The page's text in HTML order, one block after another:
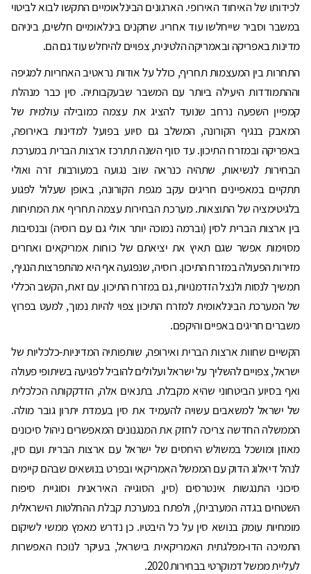
לכידותו של האיחוד האירופי. הארגונים הבינלאומיים התקשו לבוא לביטוי
במשבר וסביר שייחלשו עוד אחריו. שחקנים בינלאומיים חלשים, ביניהם
מדינות באפריקה ובאמריקה הלטינית, צפויים להיחלש עוד גם הם.
התחרות בין המעצמות תחריף, כולל על אודות נראטיב האחריות למגיפה
וההתמודדות היעילה ביותר עם המשבר שבעקבותיה. סין כבר מנהלת
קמפיין השפעה נרחב שנועד להציג את עצמה כמובילה עולמית של
המאבק בנגיף הקורונה, המשלב גם סיוע בפועל למדינות באירופה,
באפריקה ובמזרח התיכון. עד סוף השנה תתרכז ארצות הברית במערכת
הבחירות לנשיאות, שתהיה כנראה שוב נגועה במעורבות זרה ואולי
תתקיים במאפיינים חריגים עקב מגפת הקורונה, באופן שעלול לפגוע
בלגיטימציה של התוצאות. מערכת הבחירות עצמה תחריף את המתיחות
בין ארצות הברית לסין (וברמה נמוכה יותר אולי גם עם רוסיה) ובנסיבות
מסוימות אפשר שגם תאיץ את יציאתם של כוחות אמריקאים ואחרים
מזירות הפעולה במזרח התיכון. רוסיה, שנפגעה אף היא מהתפרצות הנגיף,
תמשיך לנסות ולנצל הזדמנויות, גם במזרח התיכון. עם זאת, הקשב הכללי
של המערכת הבינלאומית למזרח התיכון צפוי להיות נמוך, למעט בפרוץ
משברים חריגים באפיים והיקפם.
הקשיים שחוות ארצות הברית ואירופה, שותפותיה המדיניות-כלכליות של
ישראל, צפויים להשליך על ישראל ועלולים להוביל לפגיעה בשיתופי פעולה
ואף בסיוע הביטחוני שהיא מקבלת. בתנאים אלה, הזדקקותה הכלכלית
של ישראל למשאבים עשויה להעמיד את סין בעמדת יתרון גובר מולה.
הממשלה החדשה צריכה לחזק את המנגנונים המאפשרים ניהול סיכונים
מאוזן ומושכל במשולש היחסים של ישראל עם ארצות הברית ועם סין,
לנהל דיאלוג הדוק עם הממשל האמריקאי ובפרט בנושאים שבהם קיימים
סיכוני התנגשות אינטרסים (סין, הסוגייה האיראנית וסוגיית סיפוח
השטחים בגדה המערבית), ולפתח במערכת קבלת ההחלטות הישראלית
מומחיות עומק בנושא סין על כל היבטיו. כן נדרש מאמץ ממשי לשיקום
התמיכה הדו-מפלגתית האמריקאית בישראל, בעיקר לנוכח האפשרות
לעליית ממשל דמוקרטי בבחירות 2020.